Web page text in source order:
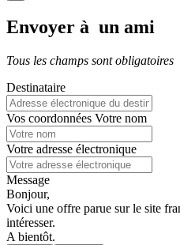
Envoyer à un ami
Tous les champs sont obligatoires
Destinataire
Vos coordonnées Votre nom
Votre adresse électronique
Message
Bonjour,
Voici une offre parue sur le site
intéresser.
A bientôt.